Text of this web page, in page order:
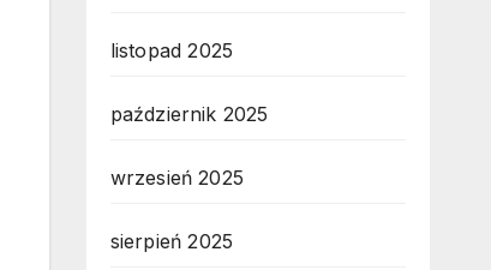
listopad 2025
październik 2025
wrzesień 2025
sierpień 2025